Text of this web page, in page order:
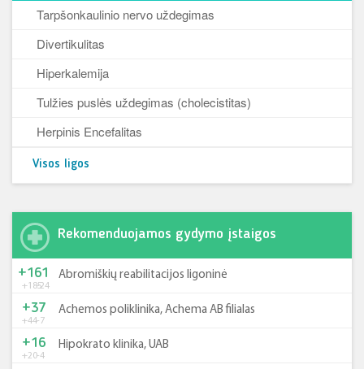
Tarpšonkaulinio nervo uždegimas
Divertikulitas
Hiperkalemija
Tulžies puslės uždegimas (cholecistitas)
Herpinis Encefalitas
Visos ligos
Rekomenduojamos gydymo įstaigos
+185-24
+161 Abromiškių reabilitacijos ligoninė
+44-7
+37 Achemos poliklinika, Achema AB filialas
+20-4
+16 Hipokrato klinika, UAB